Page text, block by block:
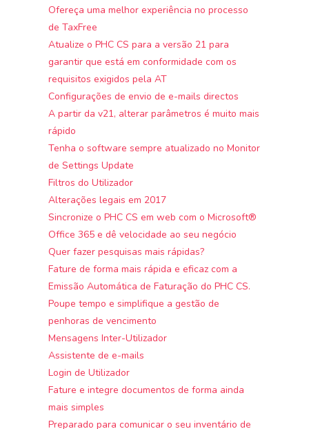
Ofereça uma melhor experiência no processo
de TaxFree
Atualize o PHC CS para a versão 21 para
garantir que está em conformidade com os
requisitos exigidos pela AT
Configurações de envio de e-mails directos
A partir da v21, alterar parâmetros é muito mais
rápido
Tenha o software sempre atualizado no Monitor
de Settings Update
Filtros do Utilizador
Alterações legais em 2017
Sincronize o PHC CS em web com o Microsoft®
Office 365 e dê velocidade ao seu negócio
Quer fazer pesquisas mais rápidas?
Fature de forma mais rápida e eficaz com a
Emissão Automática de Faturação do PHC CS.
Poupe tempo e simplifique a gestão de
penhoras de vencimento
Mensagens Inter-Utilizador
Assistente de e-mails
Login de Utilizador
Fature e integre documentos de forma ainda
mais simples
Preparado para comunicar o seu inventário de